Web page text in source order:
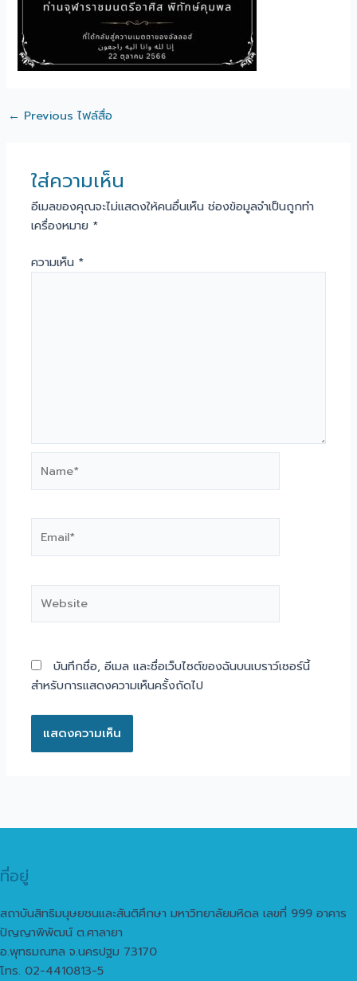
← Previous ไฟล์สื่อ
ใส่ความเห็น
อีเมลของคุณจะไม่แสดงให้คนอื่นเห็น ช่องข้อมูลจำเป็นถูกทำ
เครื่องหมาย *
ความเห็น *
บันทึกชื่อ, อีเมล และชื่อเว็บไซต์ของฉันบนเบราว์เซอร์นี้
สำหรับการแสดงความเห็นครั้งถัดไป
ที่อยู่
สถาบันสิทธิมนุษยชนและสันติศึกษา มหาวิทยาลัยมหิดล เลขที่ 999 อาคาร
ปัญญาพิพัฒน์ ต.ศาลายา
อ.พุทธมณฑล จ.นครปฐม 73170
โทร. 02-4410813-5